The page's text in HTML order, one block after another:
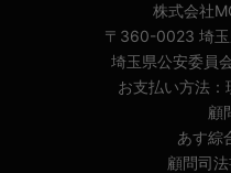
株式会社
〒360-0023 埼
埼玉県公安委員
お支払い方法
顧
あす綜
顧問司